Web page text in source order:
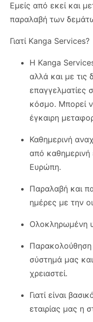
Εμείς από εκεί και
παραλαβή των
Γιατί Kanga Services?
Η Kanga
αλλά και με τις
επαγγελματίες
κόσμο. Μπορεί
έγκαιρη
Καθημερινή
από
Ευρώπη.
Παραλαβή και
ημέρες με την
Ολοκληρωμένη
σύστημά μας
χρειαστεί.
Γιατί είναι
εταιρίας μας η